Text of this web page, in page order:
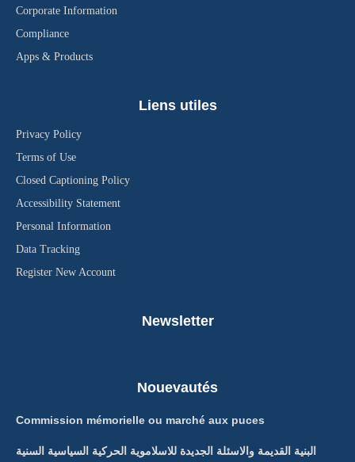
Corporate Information
Compliance
Apps & Products
Liens utiles
Privacy Policy
Terms of Use
Closed Captioning Policy
Accessibility Statement
Personal Information
Data Tracking
Register New Account
Newsletter
Nouevautés
Commission mémorielle ou marché aux puces
البنية القديمة والاسئلة الجديدة للاسلاموية الحركية السياسية السنية